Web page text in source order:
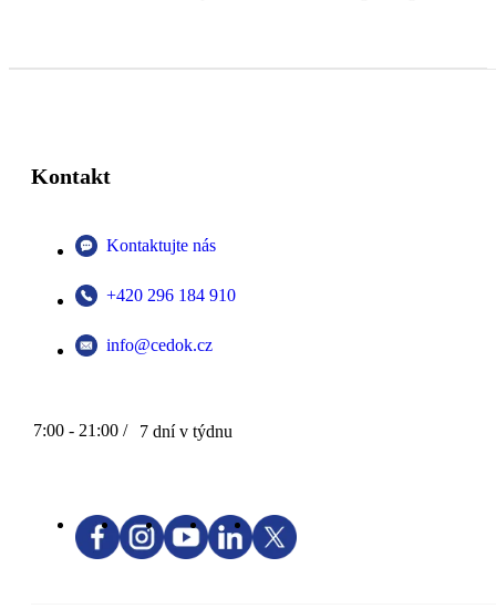
Kontakt
Kontaktujte nás
+420 296 184 910
info@cedok.cz
7:00 - 21:00 / 7 dní v týdnu